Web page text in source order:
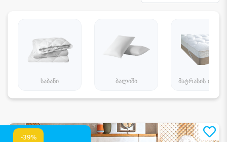
საბანი ბალიში მატრასის
-39%